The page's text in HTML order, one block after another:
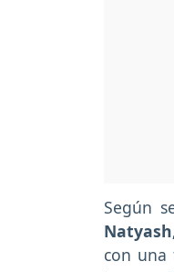
Según
con una